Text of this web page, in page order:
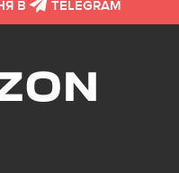
В TELEGRAM